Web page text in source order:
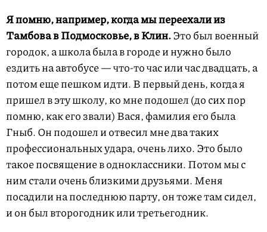
Я помню, например, когда мы переехали из
Тамбова в Подмосковье, в Клин.Это был военный
городок, а школа была в городе и нужно было
ездить на автобусе — что-то час или час двадцать, а
потом еще пешком идти. В первый день, когда я
пришел в эту школу, ко мне подошел (до сих пор
помню, как его звали) Вася, фамилия его была
Гныб. Он подошел и отвесил мне два таких
профессиональных удара, очень лихо. Это было
такое посвящение в одноклассники. Потом мы с
ним стали очень близкими друзьями. Меня
посадили на последнюю парту, он тоже там сидел,
и он был второгодник или третьегодник.